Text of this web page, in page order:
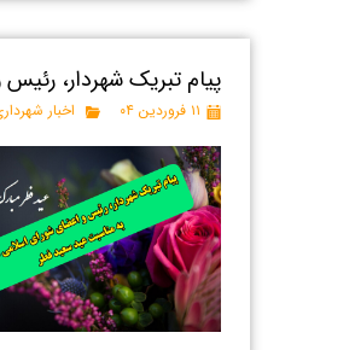
پیام تبریک شهردار،
۱۱ فروردین ۰۴ اخبار